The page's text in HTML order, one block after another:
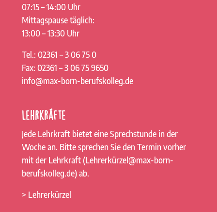
07:15 – 14:00 Uhr
Mittagspause täglich:
13:00 – 13:30 Uhr
Tel.: 02361 – 3 06 75 0
Fax: 02361 – 3 06 75 9650
info@max-born-berufskolleg.de
Lehrkräfte
Jede Lehrkraft bietet eine Sprechstunde in der
Woche an. Bitte sprechen Sie den Termin vorher
mit der Lehrkraft (Lehrerkürzel@max-born-
berufskolleg.de) ab.
> Lehrerkürzel